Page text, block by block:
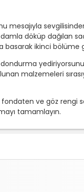
sevgilisinden
döküp dağılan
basarak ikinci bölüme
dondurma
malzemeleri
ve göz rengi
tamamlayın.